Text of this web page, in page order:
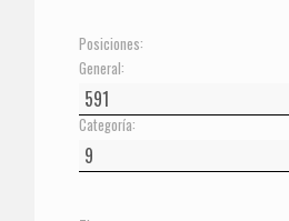
Posiciones:
General:
Categoría: